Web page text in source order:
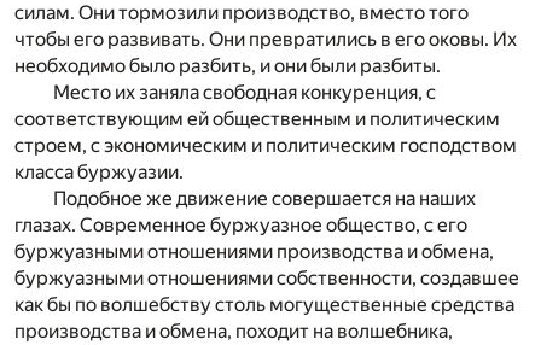
силам. Они тормозили производство, вместо того
чтобы его развивать. Они превратились в его оковы. Их
необходимо было разбить, и они были разбиты.
Место их заняла свободная конкуренция, с
соответствующим ей общественным и политическим
строем, с экономическим и политическим господством
класса буржуазии.
Подобное же движение совершается на наших
глазах. Современное буржуазное общество, с его
буржуазными отношениями производства и обмена,
буржуазными отношениями собственности, создавшее
как бы по волшебству столь могущественные средства
производства и обмена, походит на волшебника,